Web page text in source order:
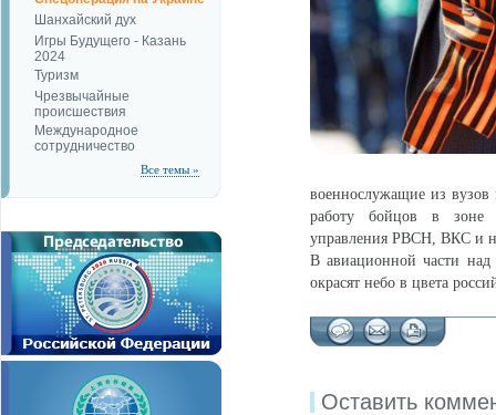
Шанхайский дух
Игры Будущего - Казань
2024
Туризм
Чрезвычайные
происшествия
Международное
сотрудничество
Все темы »
военнослужащие из вузов
работу бойцов в зоне
управления РВСН, ВКС и
В авиационной части
окрасят небо в цвета
Оставить